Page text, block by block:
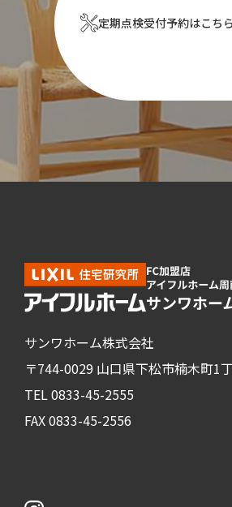
定期点検受付予約はこちら
サンワホーム株式会社
〒744-0029 山口県下松市楠木町1
TEL 0833-45-2555
FAX 0833-45-2556